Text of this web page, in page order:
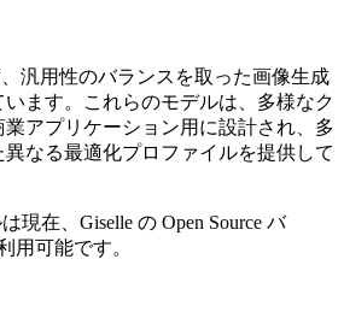
汎用性のバランスを取った画像生成
ます。これらのモデルは、多様なク
業アプリケーション用に設計され、多
なる最適化プロファイルを提供して
現在、Giselle の Open Source バ
用可能です。